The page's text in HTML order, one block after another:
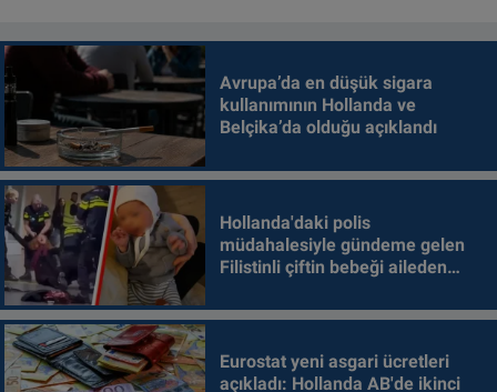
Avrupa’da en düşük sigara
kullanımının Hollanda ve
Belçika’da olduğu açıklandı
Hollanda'daki polis
müdahalesiyle gündeme gelen
Filistinli çiftin bebeği aileden
Eurostat yeni asgari ücretleri
açıkladı: Hollanda AB'de ikinci